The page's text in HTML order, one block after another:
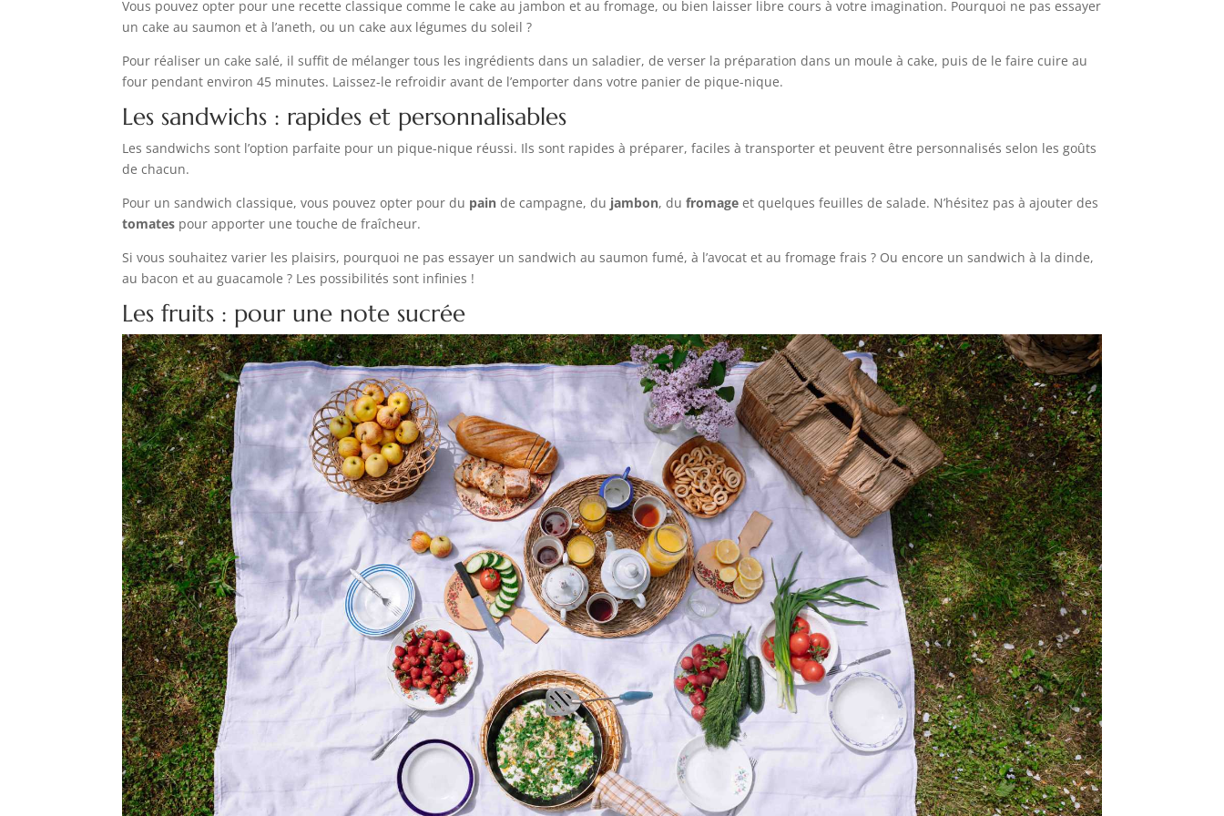
Vous pouvez opter pour une recette classique comme le cake au jambon et au fromage, ou bien laisser libre cours à votre imagination. Pourquoi ne pas essayer
un cake au saumon et à l’aneth, ou un cake aux légumes du soleil ?
Pour réaliser un cake salé, il suffit de mélanger tous les ingrédients dans un saladier, de verser la préparation dans un moule à cake, puis de le faire cuire au
four pendant environ 45 minutes. Laissez-le refroidir avant de l’emporter dans votre panier de pique-nique.
Les sandwichs : rapides et personnalisables
Les sandwichs sont l’option parfaite pour un pique-nique réussi. Ils sont rapides à préparer, faciles à transporter et peuvent être personnalisés selon les goûts
de chacun.
Pour un sandwich classique, vous pouvez opter pour du pain de campagne, du jambon, dufromage et quelques feuilles de salade. N’hésitez pas à ajouter des
tomates pour apporter une touche de fraîcheur.
Si vous souhaitez varier les plaisirs, pourquoi ne pas essayer un sandwich au saumon fumé, à l’avocat et au fromage frais ? Ou encore un sandwich à la dinde,
au bacon et au guacamole ? Les possibilités sont infinies !
Les fruits : pour une note sucrée